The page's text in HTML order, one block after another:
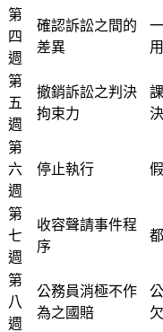
第
四
週
確認訴訟之間的
差異
第
五
週
撤銷訴訟之判決
拘束力
第
六
週
停止執行
第
七
週
收容聲請事件程
序
第
八
週
公務員消極不作
為之國賠